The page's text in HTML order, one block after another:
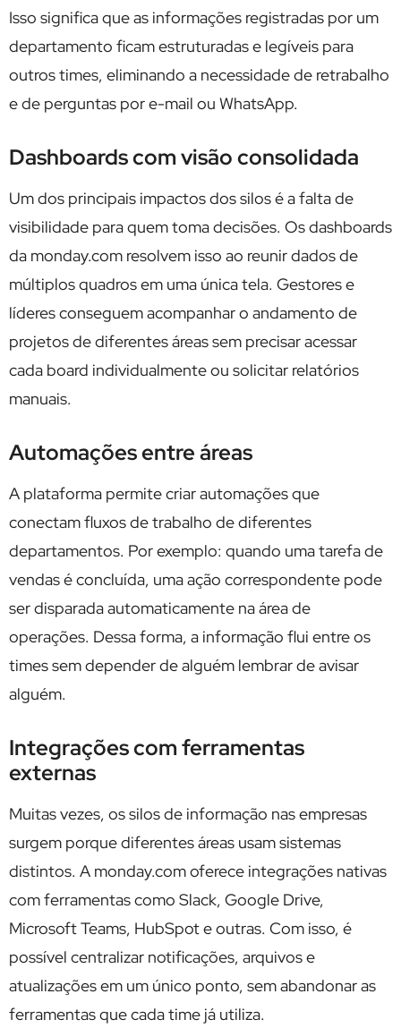
Isso significa que as informações registradas por um
departamento ficam estruturadas e legíveis para
outros times, eliminando a necessidade de retrabalho
e de perguntas por e-mail ou WhatsApp.
Dashboards com visão consolidada
Um dos principais impactos dos silos é a falta de
visibilidade para quem toma decisões. Os dashboards
da monday.com resolvem isso ao reunir dados de
múltiplos quadros em uma única tela. Gestores e
líderes conseguem acompanhar o andamento de
projetos de diferentes áreas sem precisar acessar
cada board individualmente ou solicitar relatórios
manuais.
Automações entre áreas
A plataforma permite criar automações que
conectam fluxos de trabalho de diferentes
departamentos. Por exemplo: quando uma tarefa de
vendas é concluída, uma ação correspondente pode
ser disparada automaticamente na área de
operações. Dessa forma, a informação flui entre os
times sem depender de alguém lembrar de avisar
alguém.
Integrações com ferramentas
externas
Muitas vezes, os silos de informação nas empresas
surgem porque diferentes áreas usam sistemas
distintos. A monday.com oferece integrações nativas
com ferramentas como Slack, Google Drive,
Microsoft Teams, HubSpot e outras. Com isso, é
possível centralizar notificações, arquivos e
atualizações em um único ponto, sem abandonar as
ferramentas que cada time já utiliza.